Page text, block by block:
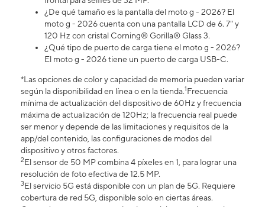
¿De qué tamaño es la pantalla del moto g - 2026? El
moto g - 2026 cuenta con una pantalla LCD de 6. 7" y
120 Hz con cristal Corning® Gorilla® Glass 3.
¿Qué tipo de puerto de carga tiene el moto g - 2026?
El moto g - 2026 tiene un puerto de carga USB-C.
*Las opciones de color y capacidad de memoria pueden variar
según la disponibilidad en línea o en la tienda.1Frecuencia
mínima de actualización del dispositivo de 60Hz y frecuencia
máxima de actualización de 120Hz; la frecuencia real puede
ser menor y depende de las limitaciones y requisitos de la
app/del contenido, las configuraciones de modos del
dispositivo y otros factores.
2El sensor de 50 MP combina 4 píxeles en 1, para lograr una
resolución de foto efectiva de 12.5 MP.
3El servicio 5G está disponible con un plan de 5G. Requiere
cobertura de red 5G, disponible solo en ciertas áreas.